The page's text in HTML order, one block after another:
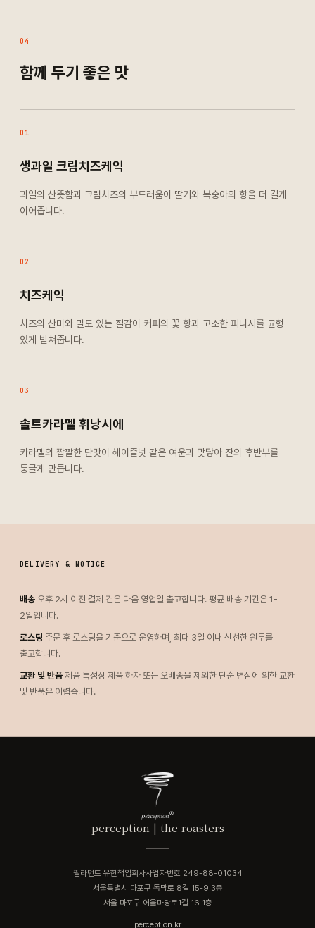
04
함께 두기 좋은 맛
01
생과일 크림치즈케익
과일의 산뜻함과 크림치즈의 부드러움이 딸기와 복숭아의 향을 더 길게
이어줍니다.
02
치즈케익
치즈의 산미와 밀도 있는 질감이 커피의 꽃 향과 고소한 피니시를 균형
있게 받쳐줍니다.
03
솔트카라멜 휘낭시에
카라멜의 짭짤한 단맛이 헤이즐넛 같은 여운과 맞닿아 잔의 후반부를
둥글게 만듭니다.
DELIVERY & NOTICE
배송 오후 2시 이전 결제 건은 다음 영업일 출고합니다. 평균 배송 기간은 1-
2일입니다.
로스팅 주문 후 로스팅을 기준으로 운영하며, 최대 3일 이내 신선한 원두를
출고합니다.
교환 및 반품 제품 특성상 제품 하자 또는 오배송을 제외한 단순 변심에 의한 교환
및 반품은 어렵습니다.
perception | the roasters
필라먼트 유한책임회사사업자번호 249-88-01034
서울특별시 마포구 독막로 8길 15-9 3층
서울 마포구 어울마당로1길 16 1층
perception.kr